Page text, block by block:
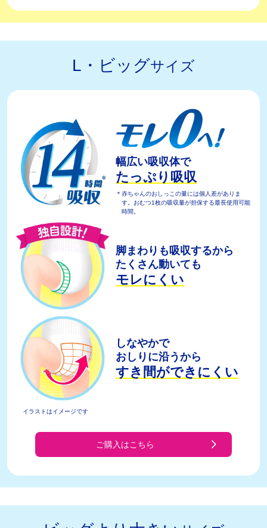
L・ビッグサイズ
幅広い吸収体で
たっぷり吸収
＊赤ちゃんのおしっこの量には個人差がありま
す。おむつ1枚の吸収量が担保する最長使用可能
時間。
脚まわりも吸収するから
たくさん動いても
モレにくい
しなやかで
おしりに沿うから
すき間ができにくい
イラストはイメージです
ご購入はこちら